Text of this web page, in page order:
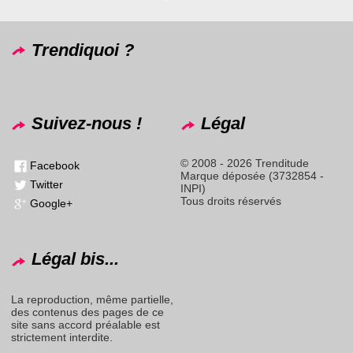
Trendiquoi ?
Suivez-nous !
Facebook
Twitter
Google+
Légal
© 2008 - 2026 Trenditude
Marque déposée (3732854 -
INPI)
Tous droits réservés
Légal bis...
La reproduction, même partielle,
des contenus des pages de ce
site sans accord préalable est
strictement interdite.